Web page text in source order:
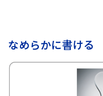
なめらかに書ける